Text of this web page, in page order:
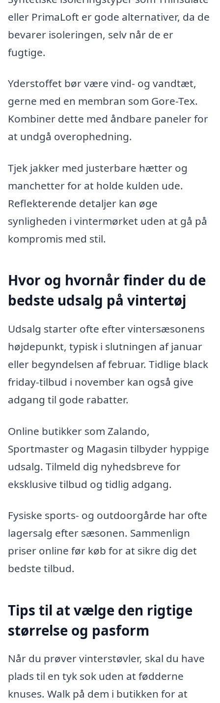
eller PrimaLoft er gode alternativer, da de
bevarer isoleringen, selv når de er
fugtige.
Yderstoffet bør være vind- og vandtæt,
gerne med en membran som Gore-Tex.
Kombiner dette med åndbare paneler for
at undgå overophedning.
Tjek jakker med justerbare hætter og
manchetter for at holde kulden ude.
Reflekterende detaljer kan øge
synligheden i vintermørket uden at gå på
kompromis med stil.
Hvor og hvornår finder du de
bedste udsalg på vintertøj
Udsalg starter ofte efter vintersæsonens
højdepunkt, typisk i slutningen af januar
eller begyndelsen af februar. Tidlige black
friday-tilbud i november kan også give
adgang til gode rabatter.
Online butikker som Zalando,
Sportmaster og Magasin tilbyder hyppige
udsalg. Tilmeld dig nyhedsbreve for
eksklusive tilbud og tidlig adgang.
Fysiske sports- og outdoorgårde har ofte
lagersalg efter sæsonen. Sammenlign
priser online før køb for at sikre dig det
bedste tilbud.
Tips til at vælge den rigtige
størrelse og pasform
Når du prøver vinterstøvler, skal du have
plads til en tyk sok uden at fødderne
knuses. Walk på dem i butikken for at